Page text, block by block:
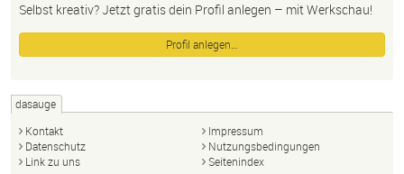
Selbst kreativ? Jetzt gratis dein Profil anlegen – mit Werkschau!
Profil anlegen…
dasauge
Kontakt
Impressum
Datenschutz
Nutzungsbedingungen
Link zu uns
Seitenindex